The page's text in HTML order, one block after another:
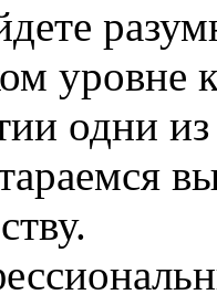
уровне
одни